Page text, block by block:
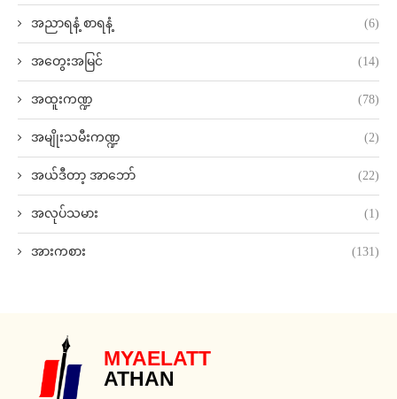
အညာရနံ့ စာရနံ့ (6)
အတွေးအမြင် (14)
အထူးကဏ္ဍ (78)
အမျိုးသမီးကဏ္ဍ (2)
အယ်ဒီတာ့ အာဘော် (22)
အလုပ်သမား (1)
အားကစား (131)
MYAELATT
ATHAN